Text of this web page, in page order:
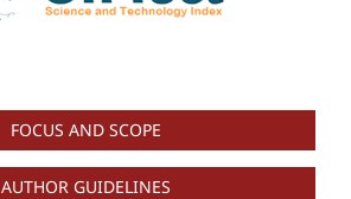
FOCUS AND SCOPE
AUTHOR GUIDELINES